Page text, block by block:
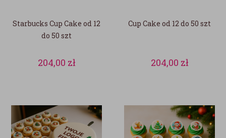
Starbucks Cup Cake od 12
do 50 szt
204,00 zł
Cup Cake od 12 do 50 szt
204,00 zł